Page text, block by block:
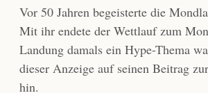
Vor 50 Jahren begeisterte die
Mit ihr endete der Wettlauf zum
Landung damals ein Hype-Thema
dieser Anzeige auf seinen Beitrag
hin.